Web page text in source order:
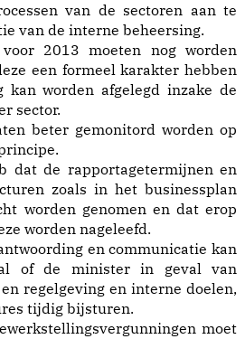
van de sectoren aan te
van de interne beheersing.
2013 moeten nog worden
een formeel karakter hebben
kan worden afgelegd inzake de
sector.
beter gemonitord worden op
dat de rapportagetermijnen en
zoals in het businessplan
worden genomen en dat erop
worden nageleefd.
en communicatie kan
of de minister in geval van
regelgeving en interne doelen,
tijdig bijsturen.
moet